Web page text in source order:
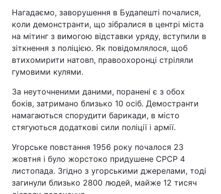
Нагадаємо, заворушення в Будапешті почалися,
коли демонстранти, що зібралися в центрі міста
на мітинг з вимогою відставки уряду, вступили в
зіткнення з поліцією. Як повідомлялося, щоб
втихомирити натовп, правоохоронці стріляли
гумовими кулями.
За неуточненими даними, поранені є з обох
боків, затримано близько 10 осіб. Демостранти
намагаються спорудити барикади, в місто
стягуються додаткові сили поліції і армії.
Угорське повстання 1956 року почалося 23
жовтня і було жорстоко придушене СРСР 4
листопада. Згідно з угорськими джерелами, тоді
загинули близько 2800 людей, майже 12 тисяч